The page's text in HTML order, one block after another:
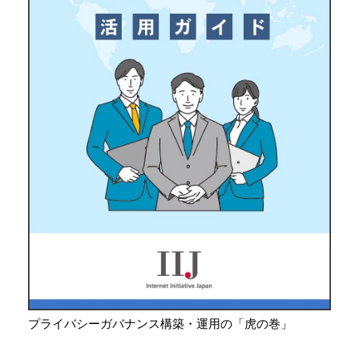
プライバシーガバナンス構築・運用の「虎の巻」